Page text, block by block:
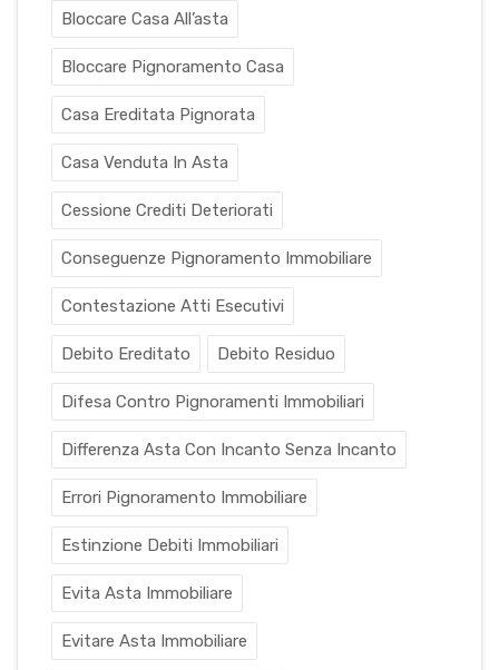
Bloccare Casa All’asta
Bloccare Pignoramento Casa
Casa Ereditata Pignorata
Casa Venduta In Asta
Cessione Crediti Deteriorati
Conseguenze Pignoramento Immobiliare
Contestazione Atti Esecutivi
Debito Ereditato Debito Residuo
Difesa Contro Pignoramenti Immobiliari
Differenza Asta Con Incanto Senza Incanto
Errori Pignoramento Immobiliare
Estinzione Debiti Immobiliari
Evita Asta Immobiliare
Evitare Asta Immobiliare